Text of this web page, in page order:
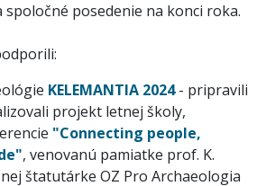
spoločné posedenie na konci roka.
KELEMANTIA 2024- pripravili
projekt letnej školy,
"Connecting people,
, venovanú pamiatke prof. K.
štatutárke OZ Pro Archaeologia